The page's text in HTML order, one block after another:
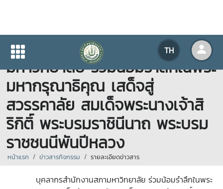
TH
บุคลากรสำนักงานสภา
มหาวิทยาลัย ร่วมน้อมรำลึกในพระ
มหากรุณาธิคุณ เสด็จสู่
สวรรคาลัย สมเด็จพระนางเจ้าสิ
ริกิติ์ พระบรมราชินีนาถ พระบรม
ราชชนนีพันปีหลวง
หน้าแรก ข่าวสารกิจกรรม รายละเอียดข่าวสาร
บุคลากรสำนักงานสภามหาวิทยาลัย ร่วมน้อมรำลึกในพระ